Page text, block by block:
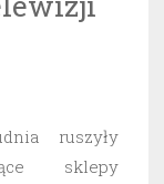
ruszyły
sklepy